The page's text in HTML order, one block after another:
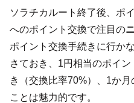
ソラチカルート終了後、ポ
へのポイント交換で注目の
ポイント交換手続きに行か
さておき、1円相当のポイ
き（交換比率70%）、1か
ことは魅力的です。